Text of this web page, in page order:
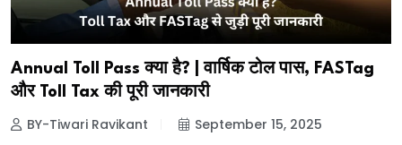
Annual Toll Pass क्या है? | वार्षिक टोल पास, FASTag
और Toll Tax की पूरी जानकारी
BY-Tiwari Ravikant September 15, 2025